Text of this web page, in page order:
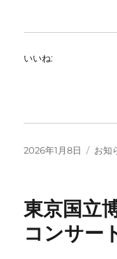
いいね:
投
2026年1月8日
カ
ー
お知
東京国立
コンサー